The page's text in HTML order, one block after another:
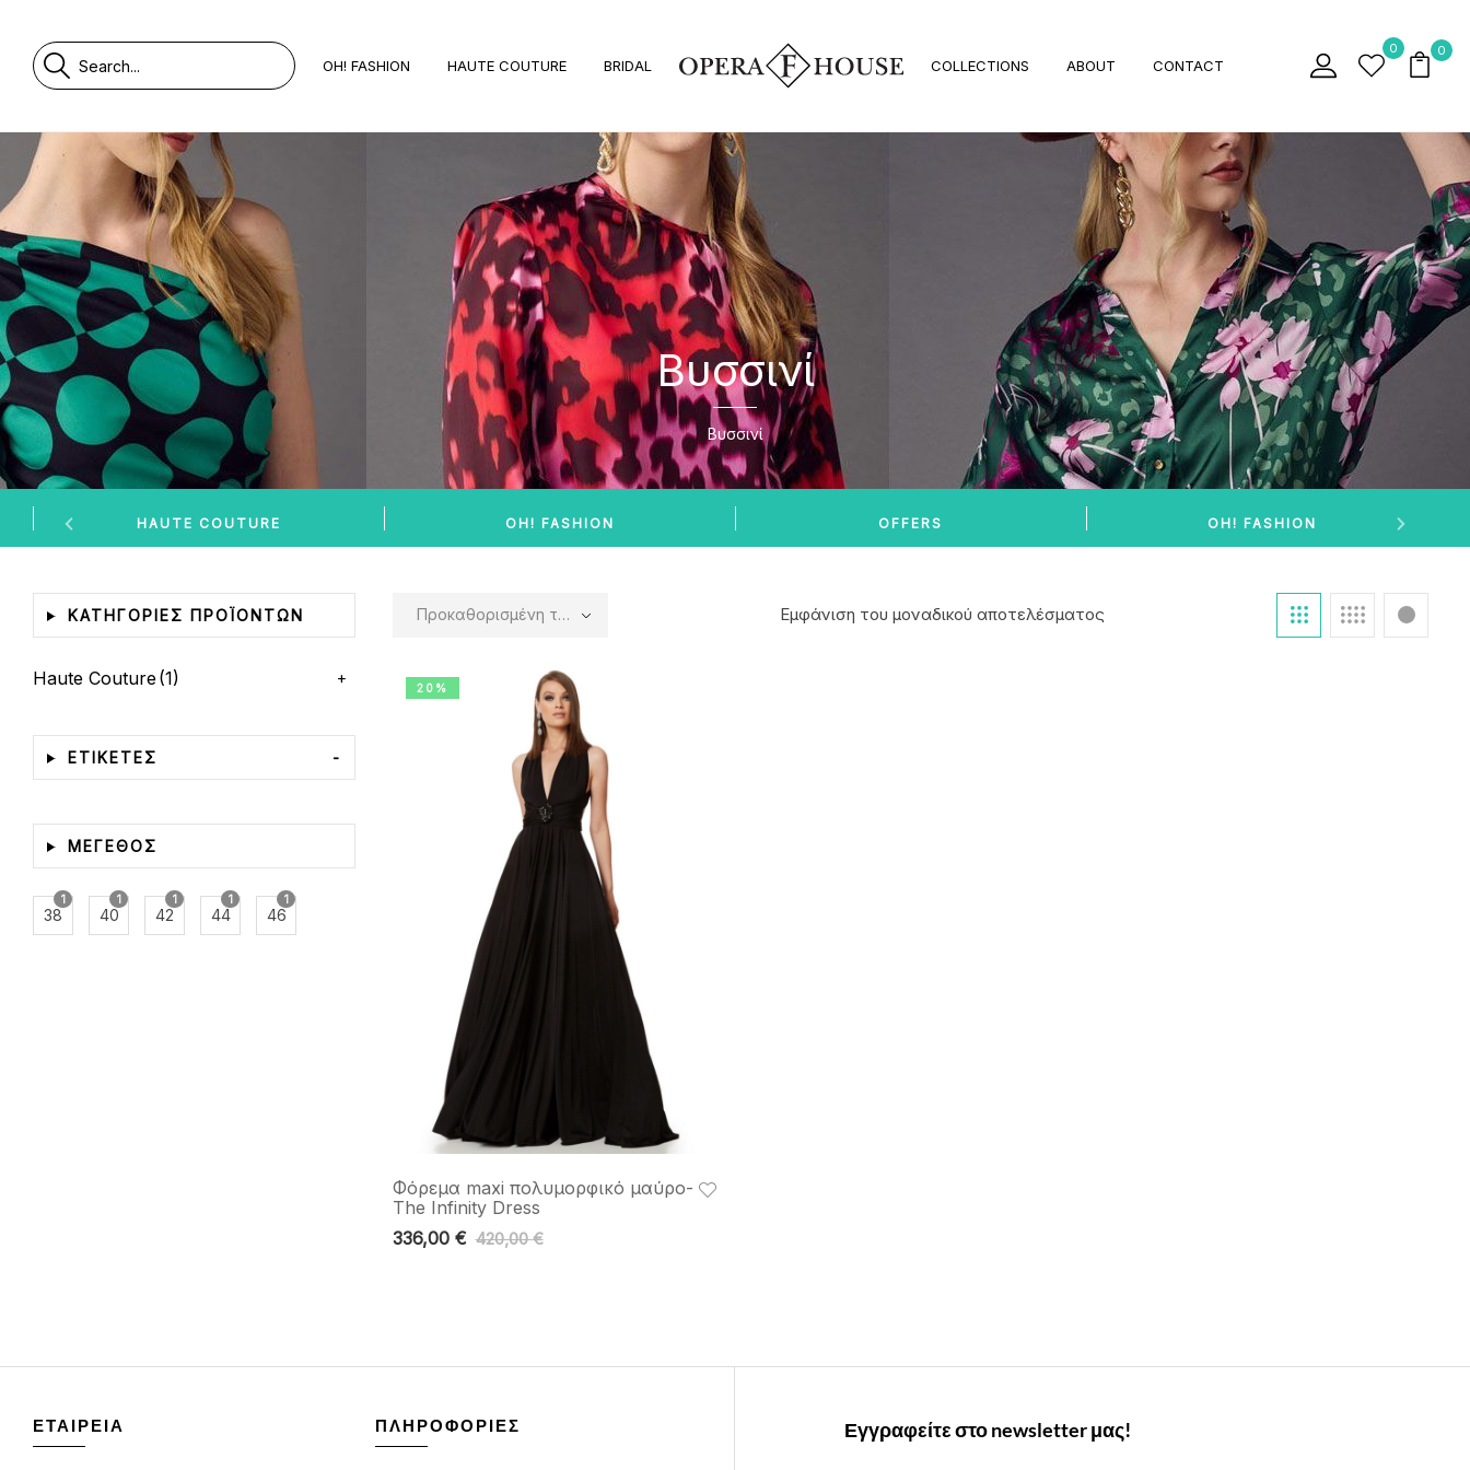
OH! FASHION HAUTE COUTURE BRIDAL COLLECTIONS ABOUT CONTACT
0 0
Βυσσινί
Βυσσινί
HAUTE COUTURE OH! FASHION OFFERS OH! FASHION
ΚΑΤΗΓΟΡΊΕΣ ΠΡΟΪΌΝΤΩΝ
Haute Couture(1)
ΕΤΙΚΕΤΕΣ -
ΜΕΓΕΘΟΣ
1
38
1
40
1
42
1
44
1
46
Εμφάνιση του μοναδικού αποτελέσματος
Προκαθορισμένη ταξινόμηση
20%
Φόρεμα maxi πολυμορφικό μαύρο-
The Infinity Dress
420,00€
336,00 €
ΕΤΑΙΡΕΙΑ ΠΛΗΡΟΦΟΡΙΕΣ Εγγραφείτε στο newsletter μας!